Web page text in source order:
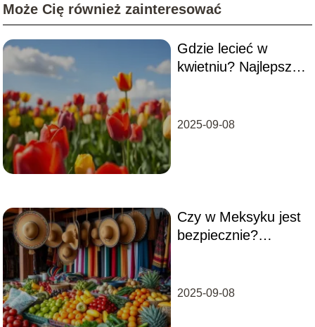
Może Cię również zainteresować
Gdzie lecieć w
kwietniu? Najlepsze
2025-09-08
Czy w Meksyku jest
bezpiecznie?
2025-09-08